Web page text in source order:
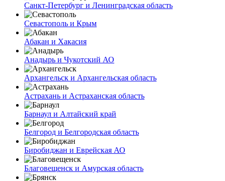
Санкт-Петербург и Ленинградская область
Севастополь и Крым
Абакан и Хакасия
Анадырь и Чукотский АО
Архангельск и Архангельская область
Астрахань и Астраханская область
Барнаул и Алтайский край
Белгород и Белгородская область
Биробиджан и Еврейская АО
Благовещенск и Амурская область